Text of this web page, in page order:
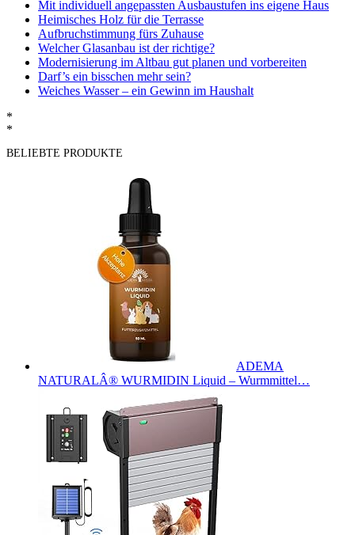
Mit individuell angepassten Ausbaustufen ins eigene Haus
Heimisches Holz für die Terrasse
Aufbruchstimmung fürs Zuhause
Welcher Glasanbau ist der richtige?
Modernisierung im Altbau gut planen und vorbereiten
Darf’s ein bisschen mehr sein?
Weiches Wasser – ein Gewinn im Haushalt
*
*
BELIEBTE PRODUKTE
ADEMA
NATURALÂ® WURMIDIN Liquid – Wurmmittel…